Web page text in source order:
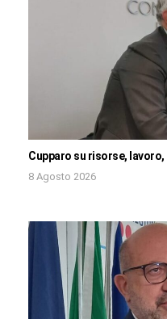
Cupparo su risorse,
8 Agosto 2026